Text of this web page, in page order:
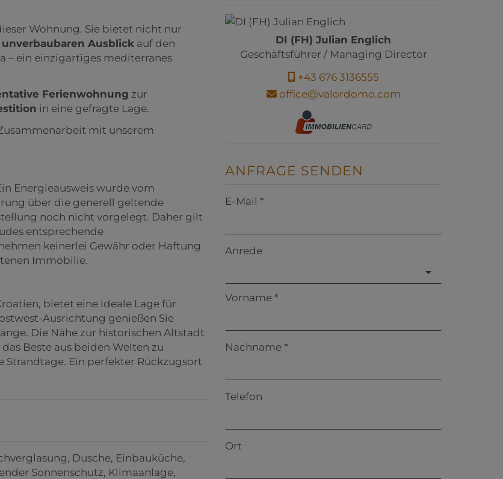
Wohnung. Sie bietet nicht nur
unverbaubaren Ausblick auf den
– ein einzigartiges mediterranes
Ferienwohnung zur
in eine gefragte Lage.
mit unserem
Energieausweis wurde vom
über die generell geltende
noch nicht vorgelegt. Daher gilt
entsprechende
keinerlei Gewähr oder Haftung
Immobilie.
bietet eine ideale Lage für
Ausrichtung genießen Sie
Die Nähe zur historischen Altstadt
Beste aus beiden Welten zu
Ein perfekter Rückzugsort
Dusche Einbauküche
Sonnenschutz Klimaanlage
DI (FH) Julian Englich
Geschäftsführer / Managing Director
+43 676 3136555
office@valordomo.com
ANFRAGE SENDEN
E-Mail
Anrede
Vorname
Nachname
Telefon
Ort